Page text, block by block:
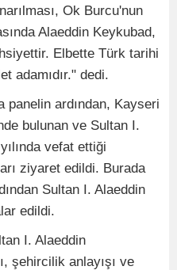
Ok Burcu'nun
Alaeddin Keykubad,
Elbette Türk tarihi
adamıdır." dedi.
panelin ardından, Kayseri
bulunan ve Sultan I.
vefat ettiği
ziyaret edildi. Burada
Sultan I. Alaeddin
edildi.
I. Alaeddin
şehircilik anlayışı ve